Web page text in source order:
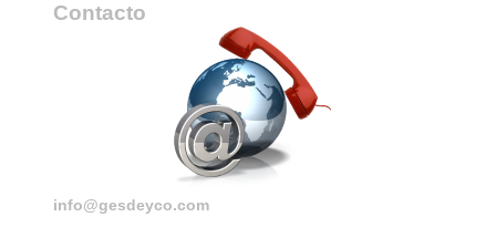
Contacto
info@gesdeyco.com